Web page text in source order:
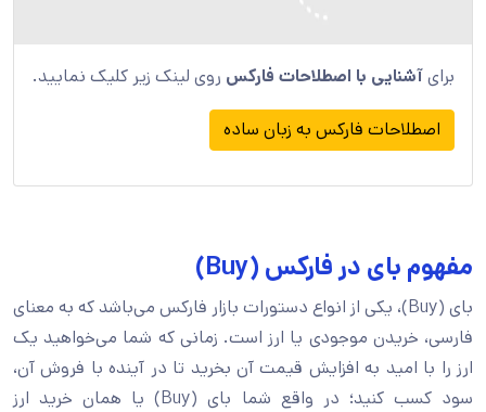
برایآشنایی با اصطلاحات فارکس روی لینک زیر کلیک نمایید.
اصطلاحات فارکس به زبان ساده
مفهوم بای در فارکس (Buy)
بای (Buy)، یکی از انواع دستورات بازار فارکس می‌باشد که به معنای
فارسی، خریدن موجودی یا ارز است. زمانی که شما می‌خواهید یک
ارز را با امید به افزایش قیمت آن بخرید تا در آینده با فروش آن،
سود کسب کنید؛ در واقع شما بای (Buy) یا همان خرید ارز